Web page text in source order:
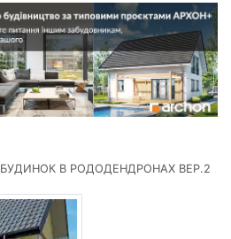
БУДИНОК В РОДОДЕНДРОНАХ ВЕР.2